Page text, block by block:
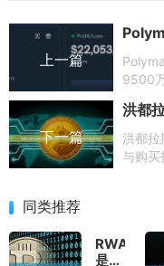
上一篇
9500
下一篇
洪都拉
与购买
同类推荐
RWA
是什